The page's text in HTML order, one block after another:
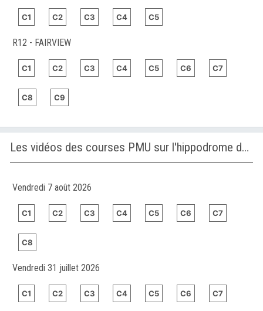
C1 C2 C3 C4 C5
R12 - FAIRVIEW
C1 C2 C3 C4 C5 C6 C7
C8 C9
Les vidéos des courses PMU sur l'hippodrome de FAIRVIEW
Vendredi 7 août 2026
C1 C2 C3 C4 C5 C6 C7
C8
Vendredi 31 juillet 2026
C1 C2 C3 C4 C5 C6 C7